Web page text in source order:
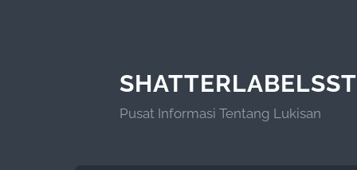
Pusat Informasi Tentang Lukisan